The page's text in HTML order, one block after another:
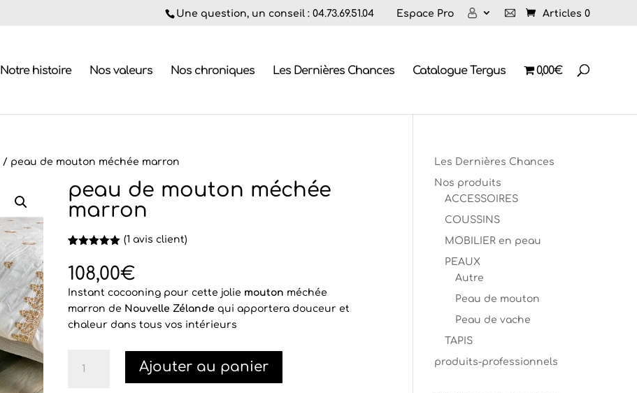
Une question, un conseil : 04.73.69.51.04 Espace Pro Articles 0
Notre histoire Nos valeurs Nos chroniques Les Dernières Chances Catalogue Tergus 0,00€
/ peau de mouton méchée marron
peau de mouton méchée
marron
sur 5
basé sur
notation
client
(1 avis client)
108,00€
Instant cocooning pour cette jolie mouton méchée
marron de Nouvelle Zélande qui apportera douceur et
chaleur dans tous vos intérieurs
Ajouter au panier
Les Dernières Chances
Nos produits
ACCESSOIRES
COUSSINS
MOBILIER en peau
PEAUX
Autre
Peau de mouton
Peau de vache
TAPIS
produits-professionnels